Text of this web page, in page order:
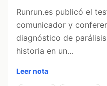
Runrun.es publicó el
comunicador y
diagnóstico de
historia en un…
Leer nota